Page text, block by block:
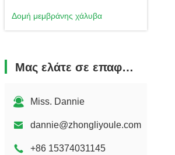
Δομή μεμβράνης χάλυβα
Μας ελάτε σε επαφή με
Miss. Dannie
dannie@zhongliyoule.com
+86 15374031145